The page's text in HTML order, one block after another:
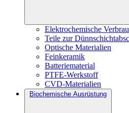
Elektrochemische
Teile zur
Optische Materialien
Feinkeramik
Batteriematerial
PTFE-Werkstoff
CVD-Materialien
Biochemische Ausrüstung